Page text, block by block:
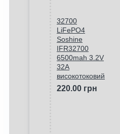
32700
LiFePO4
Soshine
IFR32700
6500mah 3.2V
32A
високотоковий
220.00 грн